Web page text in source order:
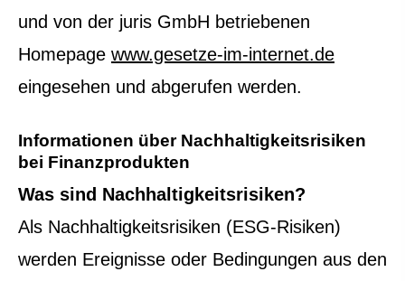
und von der juris GmbH betriebenen
Homepage www.gesetze-im-internet.de
eingesehen und abgerufen werden.
Informationen über Nachhaltigkeitsrisiken
bei Finanzprodukten
Was sind Nachhaltigkeitsrisiken?
Als Nachhaltigkeitsrisiken (ESG-Risiken)
werden Ereignisse oder Bedingungen aus den